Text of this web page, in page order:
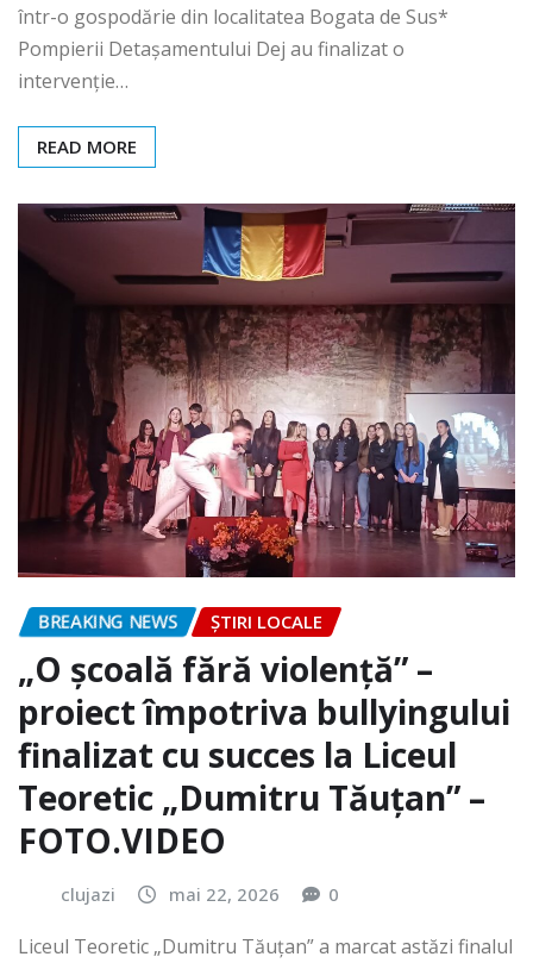
într-o gospodărie din localitatea Bogata de Sus*
Pompierii Detașamentului Dej au finalizat o
intervenție…
READ MORE
BREAKING NEWS ȘTIRI LOCALE
„O școală fără violență” –
proiect împotriva bullyingului
finalizat cu succes la Liceul
Teoretic „Dumitru Tăuțan” –
FOTO.VIDEO
clujazi mai 22, 2026 0
Liceul Teoretic „Dumitru Tăuțan” a marcat astăzi finalul